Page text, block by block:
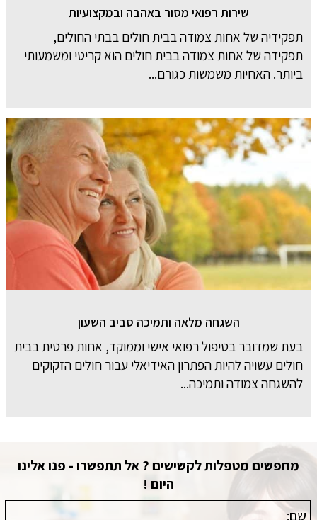
שירות רפואי מסור באהבה ובמקצועיות
תפקידיה של אחות צמודה בבית חולים בבתי החולים,
תפקידה של אחות צמודה בבית חולים הוא קריטי ומשמעותי
ביותר. האחיות משמשות כגורם...
השגחה מלאה ותמיכה סביב השעון
בעת שמדובר בטיפול רפואי אישי וממוקד, אחות פרטית בבית
חולים עשויה להיות הפתרון האידיאלי עבור חולים הזקוקים
להשגחה צמודה ותמיכה...
מחפשים מטפלות לקשישים ? אל תתפשרו - פנו אלינו
היום !